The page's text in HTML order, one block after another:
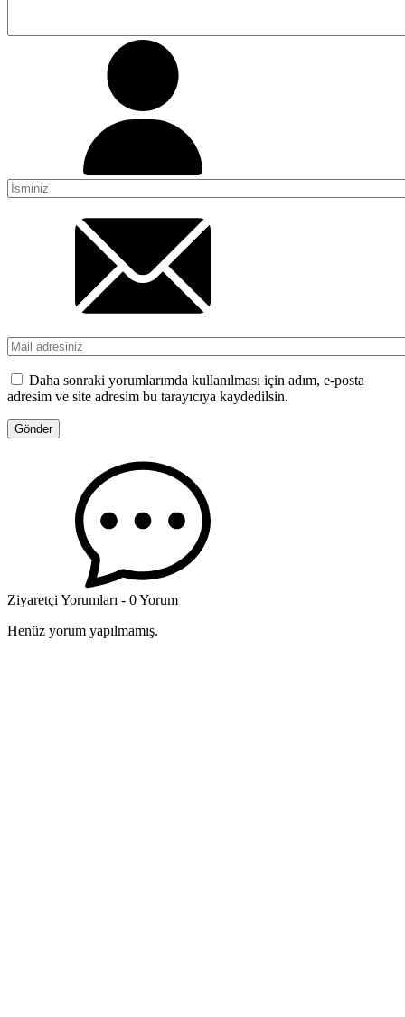
Daha sonraki yorumlarımda kullanılması için adım, e-posta
adresim ve site adresim bu tarayıcıya kaydedilsin.
Ziyaretçi Yorumları - 0 Yorum
Henüz yorum yapılmamış.